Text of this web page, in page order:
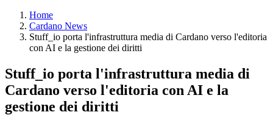
Home
Cardano News
Stuff_io porta l'infrastruttura media di Cardano verso l'editoria
con AI e la gestione dei diritti
Stuff_io porta l'infrastruttura media di
Cardano verso l'editoria con AI e la
gestione dei diritti